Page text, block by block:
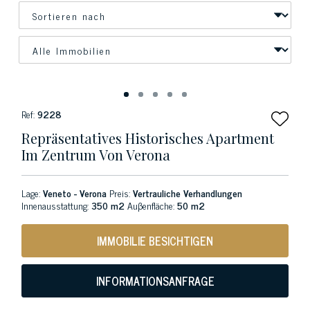
Ref:9228
Repräsentatives Historisches Apartment
Im Zentrum Von Verona
Lage:Veneto - Verona Preis:Vertrauliche Verhandlungen
Innenausstattung:350 m2Auβenfläche:50 m2
IMMOBILIE BESICHTIGEN
INFORMATIONSANFRAGE